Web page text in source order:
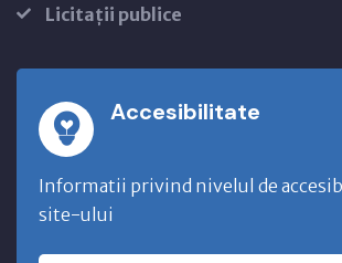
Licitații publice
Accesibilitate
Informatii privind nivelul de
site-ului